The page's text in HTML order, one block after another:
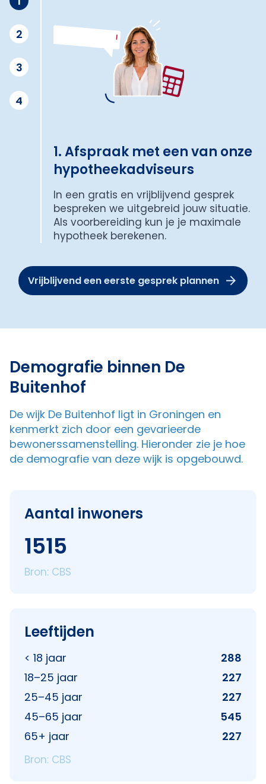
2
3
4
1. Afspraak met een van onze
hypotheekadviseurs
In een gratis en vrijblijvend gesprek
bespreken we uitgebreid jouw situatie.
Als voorbereiding kun je je maximale
hypotheek berekenen.
Vrijblijvend een eerste gesprek plannen
Demografie binnen De
Buitenhof
De wijk De Buitenhof ligt in Groningen en
kenmerkt zich door een gevarieerde
bewonerssamenstelling. Hieronder zie je hoe
de demografie van deze wijk is opgebouwd.
Aantal inwoners
1515
Bron: CBS
Leeftijden
< 18 jaar
288
18–25 jaar
227
25–45 jaar
227
45–65 jaar
545
65+ jaar
227
Bron: CBS